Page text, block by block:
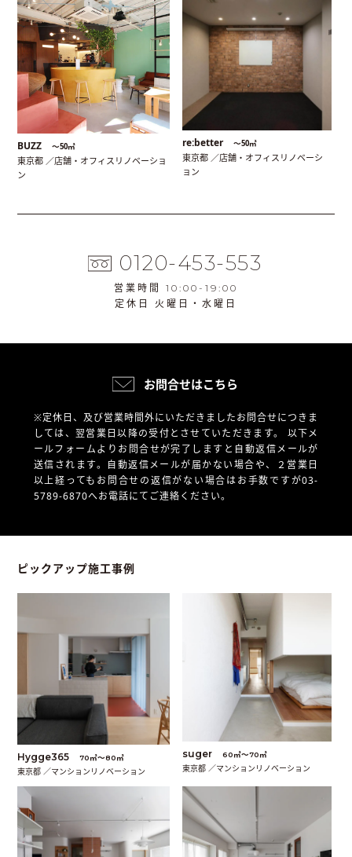
BUZZ 〜50㎡
東京都 ／店舗・オフィスリノベーショ
ン
re:better 〜50㎡
東京都 ／店舗・オフィスリノベーシ
ョン
0120-453-553
営業時間 10:00-19:00
定休日 火曜日・水曜日
お問合せはこちら
※定休日、及び営業時間外にいただきましたお問合せにつきま
しては、翌営業日以降の受付とさせていただきます。 以下メ
ールフォームよりお問合せが完了しますと自動返信メールが
送信されます。自動返信メールが届かない場合や、
２営業日
以上経ってもお問合せの返信がない場合はお手数ですが03-
5789-6870へお電話にてご連絡ください。
ピックアップ施工事例
Hygge365 70㎡〜80㎡
東京都 ／マンションリノベーション
suger 60㎡〜70㎡
東京都 ／マンションリノベーション